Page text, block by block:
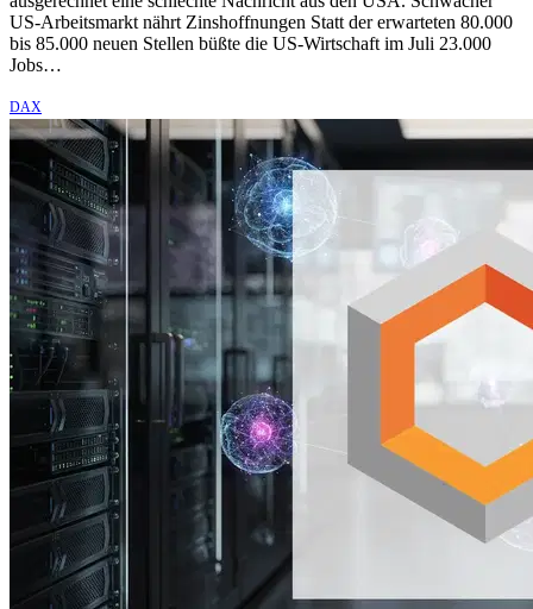
US-Arbeitsmarkt nährt Zinshoffnungen Statt der erwarteten 80.000
bis 85.000 neuen Stellen büßte die US-Wirtschaft im Juli 23.000
Jobs…
DAX